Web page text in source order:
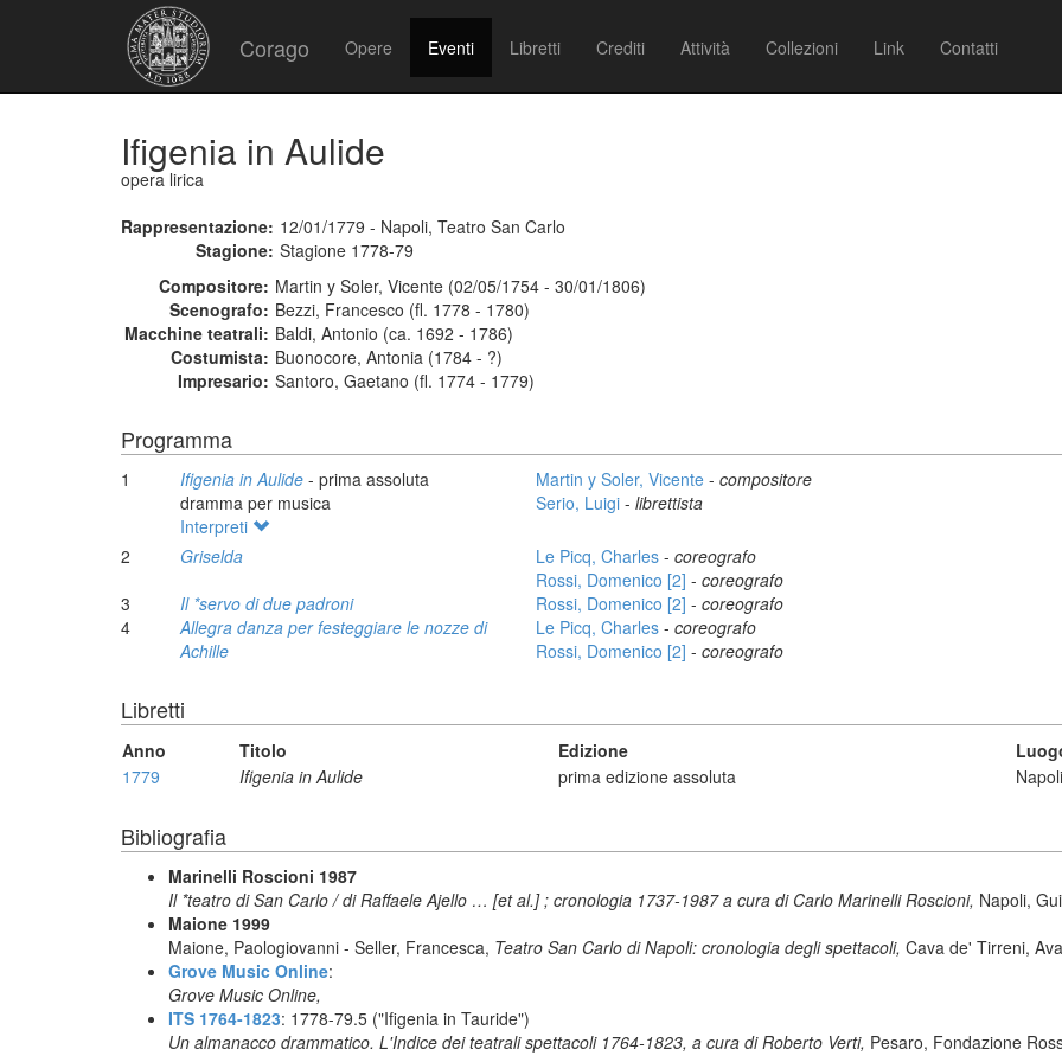
Corago Opere Eventi Libretti Crediti Attività Collezioni Link Contatti
Ifigenia in Aulide
opera lirica
Rappresentazione: 12/01/1779 - Napoli, Teatro San Carlo
Stagione: Stagione 1778-79
Compositore: Martin y Soler, Vicente (02/05/1754 - 30/01/1806)
Scenografo: Bezzi, Francesco (fl. 1778 - 1780)
Macchine teatrali: Baldi, Antonio (ca. 1692 - 1786)
Costumista: Buonocore, Antonia (1784 - ?)
Impresario: Santoro, Gaetano (fl. 1774 - 1779)
Programma
1 Ifigenia in Aulide - prima assoluta
dramma per musica
Martin y Soler, Vicente - compositore
Serio, Luigi - librettista
Interpreti
2
Griselda Le Picq, Charles - coreografo
Rossi, Domenico [2] - coreografo
3
Il *servo di due padroni Rossi, Domenico [2] - coreografo
4
Allegra danza per festeggiare le nozze di
Achille
Le Picq, Charles - coreografo
Rossi, Domenico [2] - coreografo
Libretti
Anno Titolo Edizione
1779
Ifigenia in Aulide prima edizione assoluta
Bibliografia
Marinelli Roscioni 1987
Il *teatro di San Carlo / di Raffaele Ajello … [et al.] ; cronologia 1737-1987 a cura di Carlo Marinelli Roscioni, Napoli,
Maione 1999
Maione, Paologiovanni - Seller, Francesca, Teatro San Carlo di Napoli: cronologia degli spettacoli, Cava de' Tirreni,
Grove Music Online:
Grove Music Online,
ITS 1764-1823: 1778-79.5 ("Ifigenia in Tauride")
Un almanacco drammatico. L'Indice dei teatrali spettacoli 1764-1823, a cura di Roberto Verti, Pesaro, Fondazione